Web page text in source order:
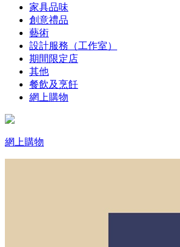
家具品味
創意禮品
藝術
設計服務（工作室）
期間限定店
其他
餐飲及烹飪
網上購物
網上購物